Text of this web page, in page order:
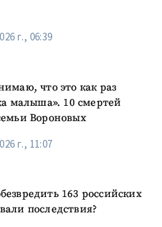
г., 06:39
что это как раз
малыша». 10 смертей
Вороновых
г., 11:07
163 российских
последствия?